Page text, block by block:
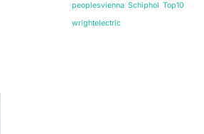
peoplesvienna Schiphol Top10
wrightelectric